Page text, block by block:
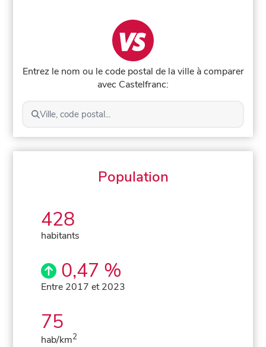
Entrez le nom ou le code postal de la ville à comparer
avec Castelfranc:
Ville, code postal...
Population
428
habitants
0,47 %
Entre 2017 et 2023
75
hab/km2